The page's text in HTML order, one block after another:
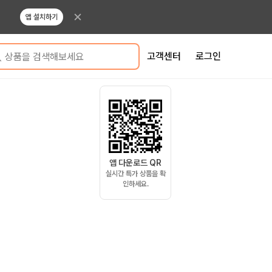
앱 설치하기
상품을 검색해보세요 고객센터 로그인
앱 다운로드 QR
실시간 특가 상품을 확
인하세요.